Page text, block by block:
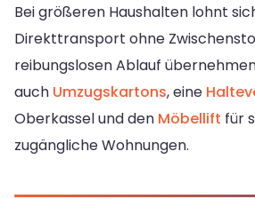
Bei größeren Haushalten lohnt
Direkttransport ohne
reibungslosen Ablauf
auch Umzugskartons, eine
Oberkassel und den Möbellift für
zugängliche Wohnungen.